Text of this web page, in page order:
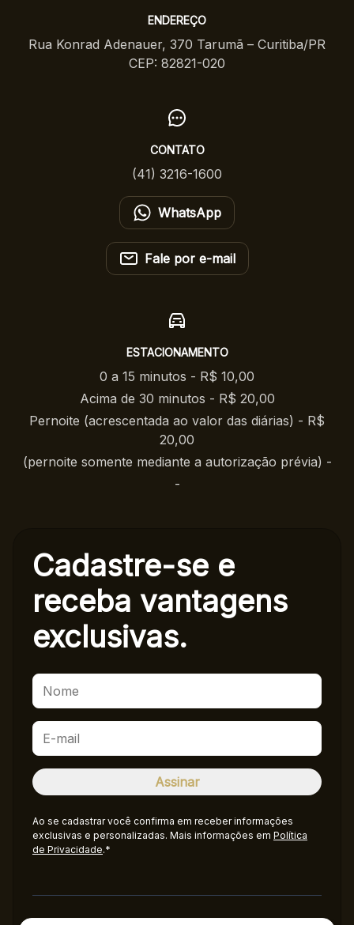
ENDEREÇO
Rua Konrad Adenauer, 370 Tarumã – Curitiba/PR
CEP: 82821-020
CONTATO
(41) 3216-1600
WhatsApp
Fale por e-mail
ESTACIONAMENTO
0 a 15 minutos - R$ 10,00
Acima de 30 minutos - R$ 20,00
Pernoite (acrescentada ao valor das diárias) - R$
20,00
(pernoite somente mediante a autorização prévia) -
-
Cadastre-se e
receba vantagens
exclusivas.
Ao se cadastrar você confirma em receber informações
exclusivas e personalizadas. Mais informações em Política
de Privacidade.*